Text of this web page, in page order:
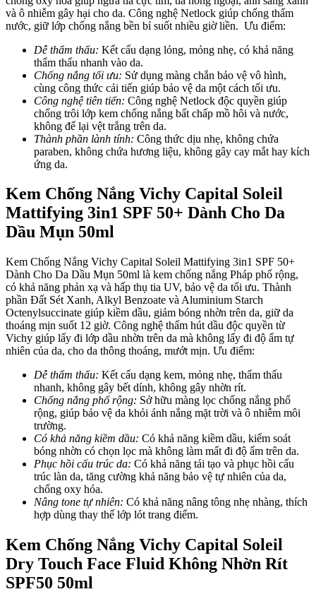
và ô nhiễm gây hại cho da. Công nghệ Netlock giúp chống thấm
nước, giữ lớp chống nắng bền bỉ suốt nhiều giờ liền. Ưu điểm:
Dễ thẩm thấu: Kết cấu dạng lỏng, mỏng nhẹ, có khả năng
thẩm thấu nhanh vào da.
Chống nắng tối ưu: Sử dụng màng chắn bảo vệ vô hình,
cùng công thức cải tiến giúp bảo vệ da một cách tối ưu.
Công nghệ tiên tiến: Công nghệ Netlock độc quyền giúp
chống trôi lớp kem chống nắng bất chấp mồ hôi và nước,
không để lại vệt trắng trên da.
Thành phần lành tính: Công thức dịu nhẹ, không chứa
paraben, không chứa hương liệu, không gây cay mắt hay kích
ứng da.
Kem Chống Nắng Vichy Capital Soleil
Mattifying 3in1 SPF 50+ Dành Cho Da
Dầu Mụn 50ml
Kem Chống Nắng Vichy Capital Soleil Mattifying 3in1 SPF 50+
Dành Cho Da Dầu Mụn 50ml là kem chống nắng Pháp phổ rộng,
có khả năng phản xạ và hấp thụ tia UV, bảo vệ da tối ưu. Thành
phần Đất Sét Xanh, Alkyl Benzoate và Aluminium Starch
Octenylsuccinate giúp kiềm dầu, giảm bóng nhờn trên da, giữ da
thoáng mịn suốt 12 giờ. Công nghệ thấm hút dầu độc quyền từ
Vichy giúp lấy đi lớp dầu nhờn trên da mà không lấy đi độ ẩm tự
nhiên của da, cho da thông thoáng, mướt mịn. Ưu điểm:
Dễ thẩm thấu: Kết cấu dạng kem, mỏng nhẹ, thẩm thấu
nhanh, không gây bết dính, không gây nhờn rít.
Chống nắng phổ rộng: Sở hữu màng lọc chống nắng phổ
rộng, giúp bảo vệ da khỏi ánh nắng mặt trời và ô nhiễm môi
trường.
Có khả năng kiềm dầu: Có khả năng kiềm dầu, kiểm soát
bóng nhờn có chọn lọc mà không làm mất đi độ ẩm trên da.
Phục hồi cấu trúc da: Có khả năng tái tạo và phục hồi cấu
trúc làn da, tăng cường khả năng bảo vệ tự nhiên của da,
chống oxy hóa.
Nâng tone tự nhiên: Có khả năng nâng tông nhẹ nhàng, thích
hợp dùng thay thế lớp lót trang điểm.
Kem Chống Nắng Vichy Capital Soleil
Dry Touch Face Fluid Không Nhờn Rít
SPF50 50ml